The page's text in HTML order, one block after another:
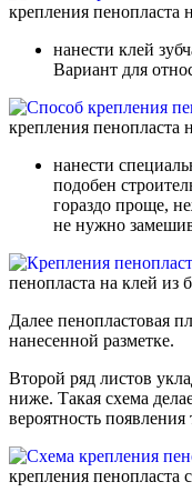
крепления пенопласта
нанести клей
Вариант для
крепления пенопласта
нанести
подобен
гораздо проще,
не нужно
пенопласта на клей из
Далее пенопластовая
нанесенной разметке.
Второй ряд листов
ниже. Такая схема
вероятность
крепления пенопласта